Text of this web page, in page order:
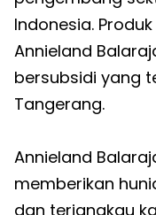
Indonesia.
Annieland
bersubsidi yang
Tangerang.
Annieland
memberikan
dan terjangkau